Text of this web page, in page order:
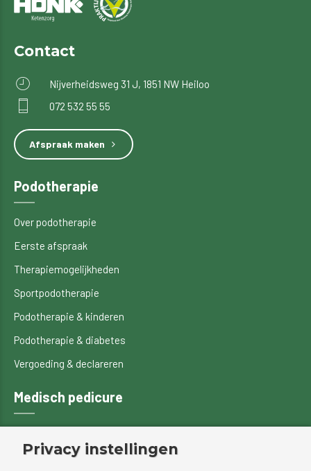
Contact
Nijverheidsweg 31 J, 1851 NW Heiloo
072 532 55 55
Afspraak maken
Podotherapie
Over podotherapie
Eerste afspraak
Therapiemogelijkheden
Sportpodotherapie
Podotherapie & kinderen
Podotherapie & diabetes
Vergoeding & declareren
Medisch pedicure
Specialistische technieken
Privacy instellingen